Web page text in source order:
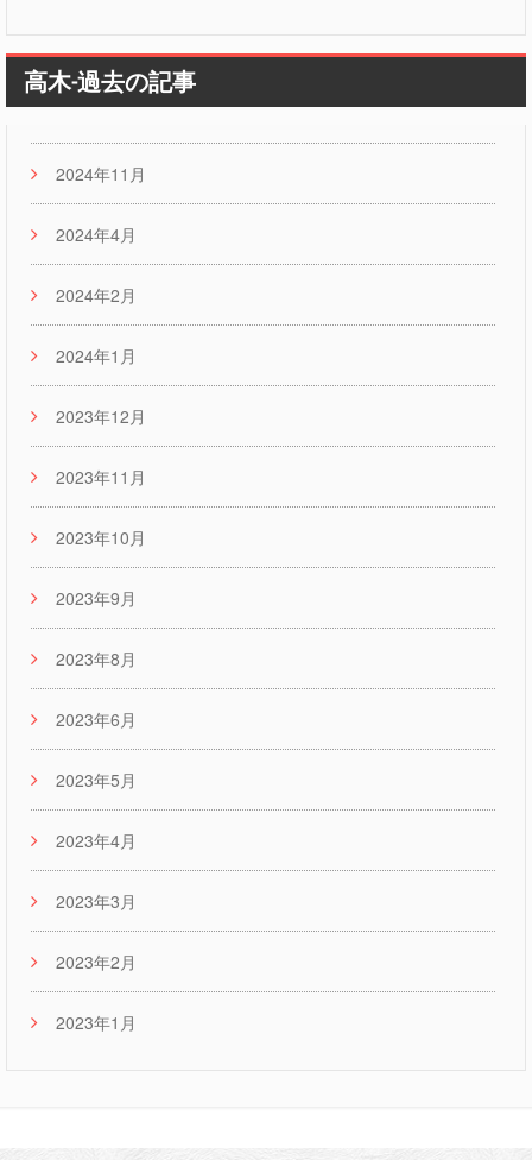
高木-過去の記事
2024年11月
2024年4月
2024年2月
2024年1月
2023年12月
2023年11月
2023年10月
2023年9月
2023年8月
2023年6月
2023年5月
2023年4月
2023年3月
2023年2月
2023年1月